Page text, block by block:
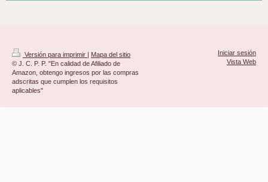
Versión para imprimir
Mapa del sitio
© J. C. P. P. "En calidad de Afiliado de
Amazon, obtengo ingresos por las compras
adscritas que cumplen los requisitos
aplicables"
Iniciar sesión
Vista Web